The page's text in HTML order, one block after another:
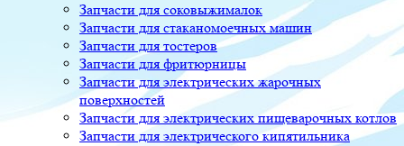
Запчасти для соковыжималок
Запчасти для стаканомоечных машин
Запчасти для тостеров
Запчасти для фритюрницы
Запчасти для электрических жарочных
поверхностей
Запчасти для электрических пищеварочных котлов
Запчасти для электрического кипятильника